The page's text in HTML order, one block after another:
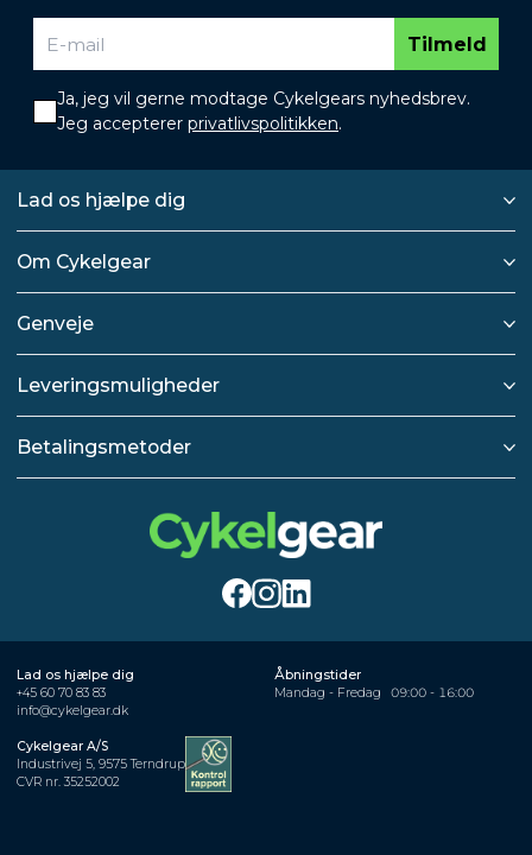
Tilmeld
Ja, jeg vil gerne modtage Cykelgears nyhedsbrev.
Jeg accepterer privatlivspolitikken.
Lad os hjælpe dig
Om Cykelgear
Genveje
Leveringsmuligheder
Betalingsmetoder
Lad os hjælpe dig
+45 60 70 83 83
info@cykelgear.dk
Åbningstider
Mandag - Fredag
09:00 - 16:00
Cykelgear A/S
Industrivej 5, 9575 Terndrup
CVR nr. 35252002